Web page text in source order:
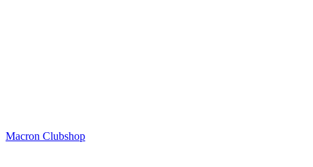
Macron Clubshop